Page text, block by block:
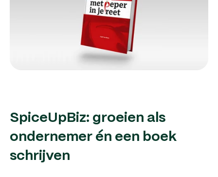
SpiceUpBiz: groeien als
ondernemer én een boek
schrijven